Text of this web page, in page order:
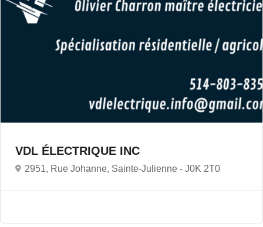
VDL ÉLECTRIQUE INC
2951, Rue Johanne, Sainte-Julienne - J0K 2T0